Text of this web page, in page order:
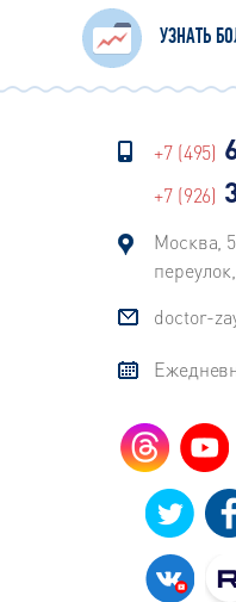
Вот так
Другие не
Если вы
Москве,
Дай
счастья
УЗНАТЬ
+7 (495)
+7 (926)
Москва,
doctor-